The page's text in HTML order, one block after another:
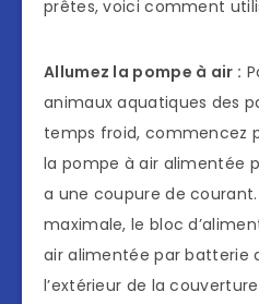
prêtes, voici comment
Allumez la pompe à air :
animaux aquatiques des
temps froid, commencez
la pompe à air alimentée
a une coupure de
maximale, le bloc
air alimentée par batterie
l’extérieur de la